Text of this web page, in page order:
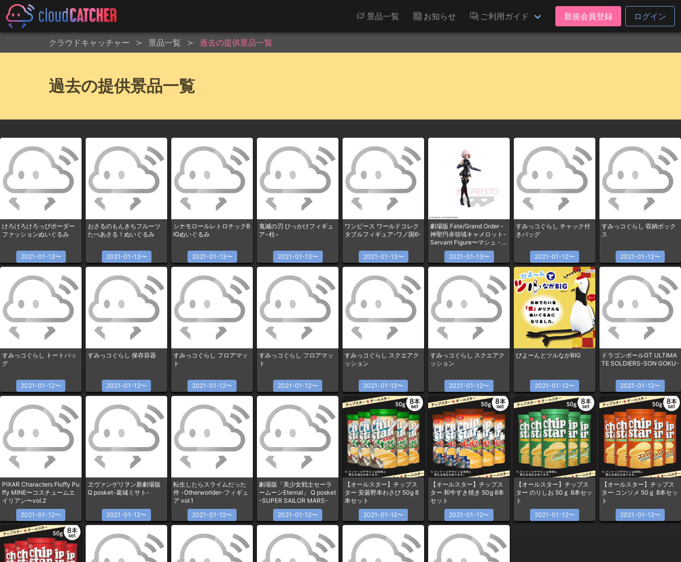
景品一覧 お知らせ ご利用ガイド 新規会員登録 ログイン
クラウドキャッチャー 景品一覧 過去の提供景品一覧
過去の提供景品一覧
けろけろけろっぴボーダー
ファッションぬいぐるみ
2021-01-13〜
おさるのもんきちフルーツ
たべあさる！ぬいぐるみ
2021-01-13〜
シナモロールレトロチックB
IGぬいぐるみ
2021-01-13〜
鬼滅の刃 ひっかけフィギュ
ア−柱−
2021-01-13〜
ワンピース ワールドコレク
タブルフィギュア-ワノ国6-
2021-01-13〜
劇場版 Fate/Grand Order -
神聖円卓領域キャメロット-
Servant Figure〜マシュ・
キリエライト〜
2021-01-13〜
すみっコぐらし チャック付
きバッグ
2021-01-12〜
すみっコぐらし 収納ボック
ス
2021-01-12〜
すみっコぐらし トートバッ
グ
2021-01-12〜
すみっコぐらし 保存容器
2021-01-12〜
すみっコぐらし フロアマッ
ト
2021-01-12〜
すみっコぐらし フロアマッ
ト
2021-01-12〜
すみっコぐらし スクエアク
ッション
2021-01-12〜
すみっコぐらし スクエアク
ッション
2021-01-12〜
びよーんとツルながBIG
2021-01-12〜
ドラゴンボールGT ULTIMA
TE SOLDIERS-SON GOKU-
2021-01-12〜
PIXAR Characters Fluffy Pu
ffy MINE〜コスチュームエ
イリアン〜vol.2
2021-01-12〜
ヱヴァンゲリヲン新劇場版
Q posket-葛城ミサト-
2021-01-12〜
転生したらスライムだった
件 -Otherworlder-フィギュ
ア vol.1
2021-01-12〜
劇場版「美少女戦士セーラ
ームーンEternal」 Q posket
-SUPER SAILOR MARS-
2021-01-12〜
【オールスター】チップス
ター 安曇野本わさび 50g 8
本セット
2021-01-12〜
【オールスター】チップス
ター 和牛すき焼き 50g 8本
セット
2021-01-12〜
【オールスター】チップス
ター のりしお 50ｇ 8本セッ
ト
2021-01-12〜
【オールスター】チップス
ター コンソメ 50ｇ 8本セッ
ト
2021-01-12〜